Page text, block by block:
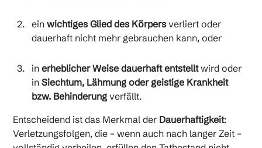
einwichtiges Glied des Körpers verliert oder
dauerhaft nicht mehr gebrauchen kann, oder
inerheblicher Weise dauerhaft entstelltwird oder
inSiechtum, Lähmung oder geistige Krankheit
bzw. Behinderung verfällt.
Entscheidend ist das Merkmal der Dauerhaftigkeit:
Verletzungsfolgen, die – wenn auch nach langer Zeit –